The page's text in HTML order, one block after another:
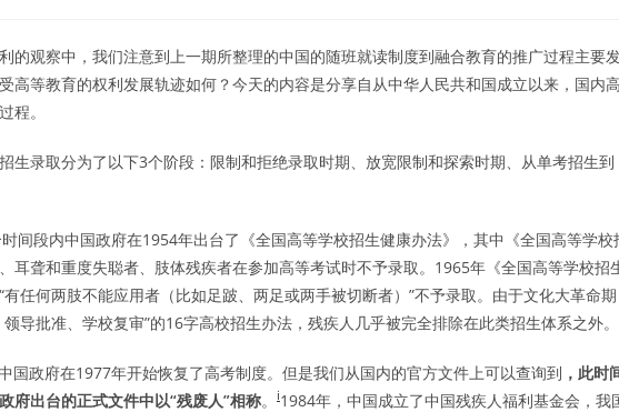
的观察中，我们注意到上一期所整理的中国的随班就读制度到融合教育的推广过程主要
高等教育的权利发展轨迹如何？今天的内容是分享自从中华人民共和国成立以来，国内高
程。
生录取分为了以下3个阶段：限制和拒绝录取时期、放宽限制和探索时期、从单考招生到
间段内中国政府在1954年出台了《全国高等学校招生健康办法》，其中《全国高等学校
耳聋和重度失聪者、肢体残疾者在参加高等考试时不予录取。1965年《全国高等学校招
任何两肢不能应用者（比如足跛、两足或两手被切断者）”不予录取。由于文化大革命期
导批准、学校复审”的16字高校招生办法，残疾人几乎被完全排除在此类招生体系之外。
国政府在1977年开始恢复了高考制度。但是我们从国内的官方文件上可以查询到 ，此时
府出台的正式文件中以“残废人”相称。 i1984年，中国成立了中国残疾人福利基金会，我